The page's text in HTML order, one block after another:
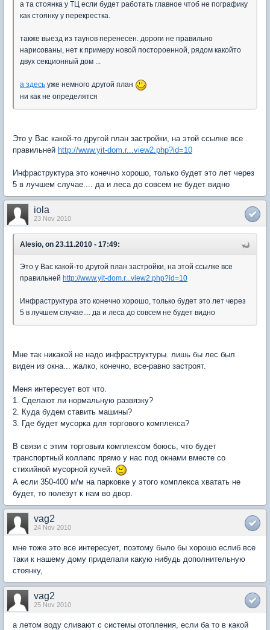
а та стоянка у ТЦ если будет работать главное чтоб не пографику
как стоянку у перекрестка.
также выезд из таунов перенесен. дороги не правильно
нарисованы, нет к примеру новой постороенной, рядом какойто
двух секционный дом ...
а здесь уже немного другой план
ни как не определятся
Это у Вас какой-то другой план застройки, на этой ссылке все
правильней http://www.yit-dom.r...view2.php?id=10
Инфраструктура это конечно хорошо, только будет это лет через
5 в лучшем случае.... да и леса до совсем не будет видно
iola
23 Nov 2010
Alesio, on 23.11.2010 - 17:49:
Это у Вас какой-то другой план застройки, на этой ссылке все
правильней http://www.yit-dom.r...view2.php?id=10
Инфраструктура это конечно хорошо, только будет это лет через
5 в лучшем случае.... да и леса до совсем не будет видно
Мне так никакой не надо инфраструктуры. лишь бы лес был
виден из окна... жалко, конечно, все-равно застроят.
Меня интересует вот что.
1. Сделают ли нормальную развязку?
2. Куда будем ставить машины?
3. Где будет мусорка для торгового комплекса?
В связи с этим торговым комплексом боюсь, что будет
транспортный коллапс прямо у нас под окнами вместе со
стихийной мусорной кучей.
А если 350-400 м/м на парковке у этого комплекса хватать не
будет, то полезут к нам во двор.
vag2
24 Nov 2010
мне тоже это все интересует, поэтому было бы хорошо еслиб все
таки к нашему дому приделали какую нибудь дополнительную
стоянку,
vag2
25 Nov 2010
а летом воду сливают с системы отопления, если ба то в какой